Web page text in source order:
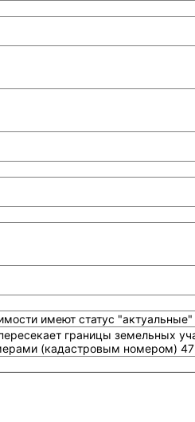
имеют статус "актуальные"
границы земельных
(кадастровым номером)